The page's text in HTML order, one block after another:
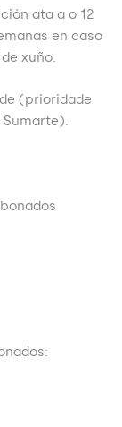
ata a o 12
en caso
xuño.
(prioridade